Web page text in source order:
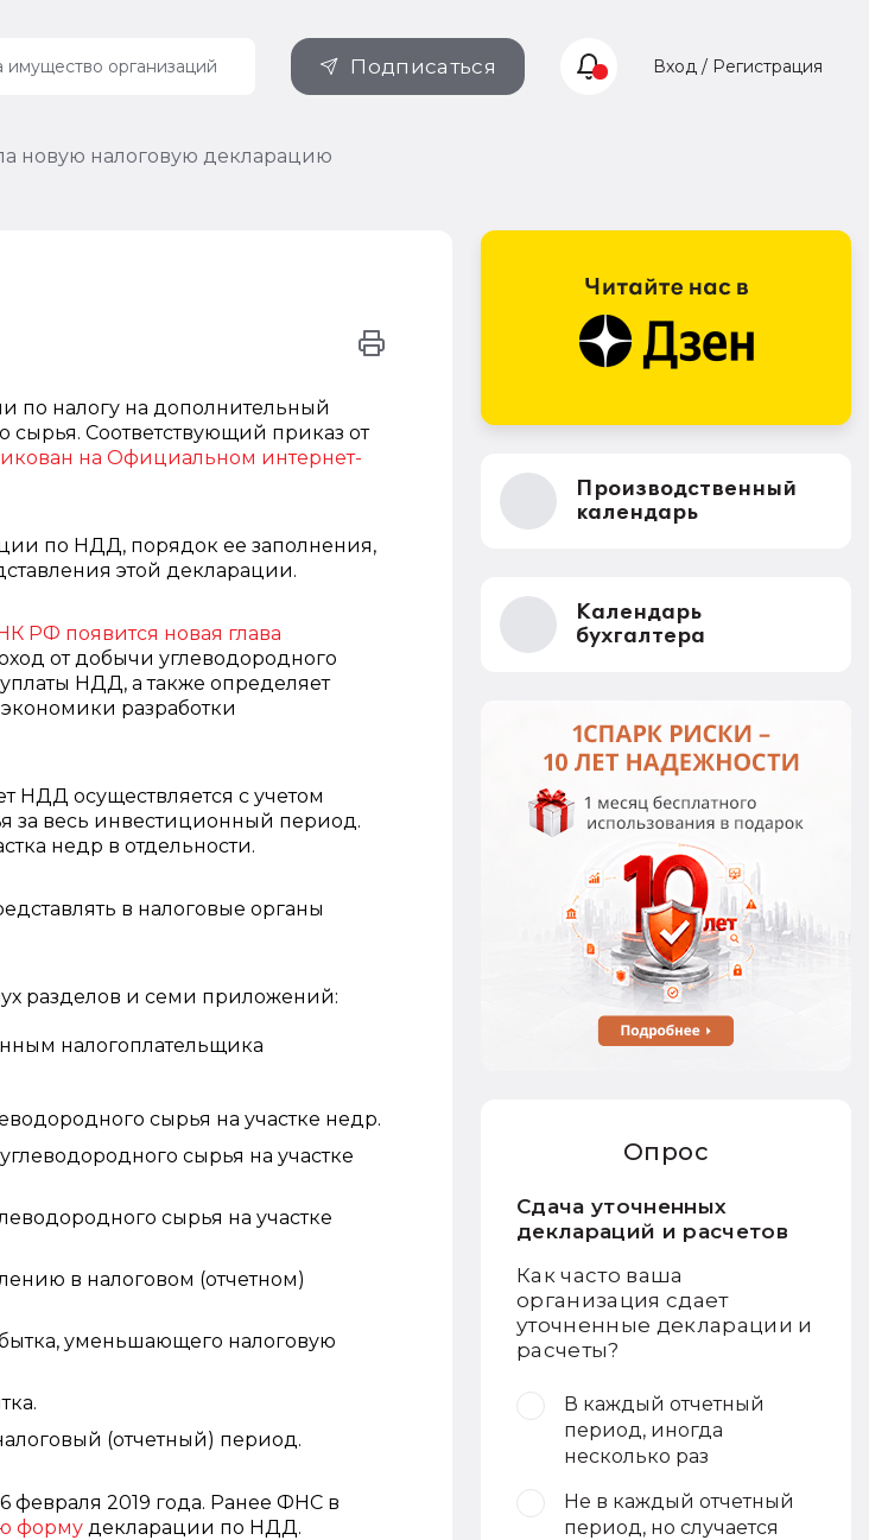
Подписаться Вход / Регистрация
новую налоговую декларацию
по налогу на дополнительный
сырья. Соответствующий приказ от
на Официальном интернет-
по НДД, порядок ее заполнения,
этой декларации.
РФ появится новая глава
от добычи углеводородного
НДД, а также определяет
разработки
НДД осуществляется с учетом
за весь инвестиционный период.
недр в отдельности.
в налоговые органы
разделов и семи приложений:
налогоплательщика
сырья на участке недр.
сырья на участке
сырья на участке
в налоговом (отчетном)
уменьшающего налоговую
(отчетный) период.
февраля 2019 года. Ранее ФНС в
форму декларации по НДД.
Производственный
календарь
Календарь
бухгалтера
Опрос
Сдача уточненных
деклараций и расчетов
Как часто ваша
организация сдает
уточненные декларации и
расчеты?
В каждый отчетный
период, иногда
несколько раз
Не в каждый отчетный
период, но случается